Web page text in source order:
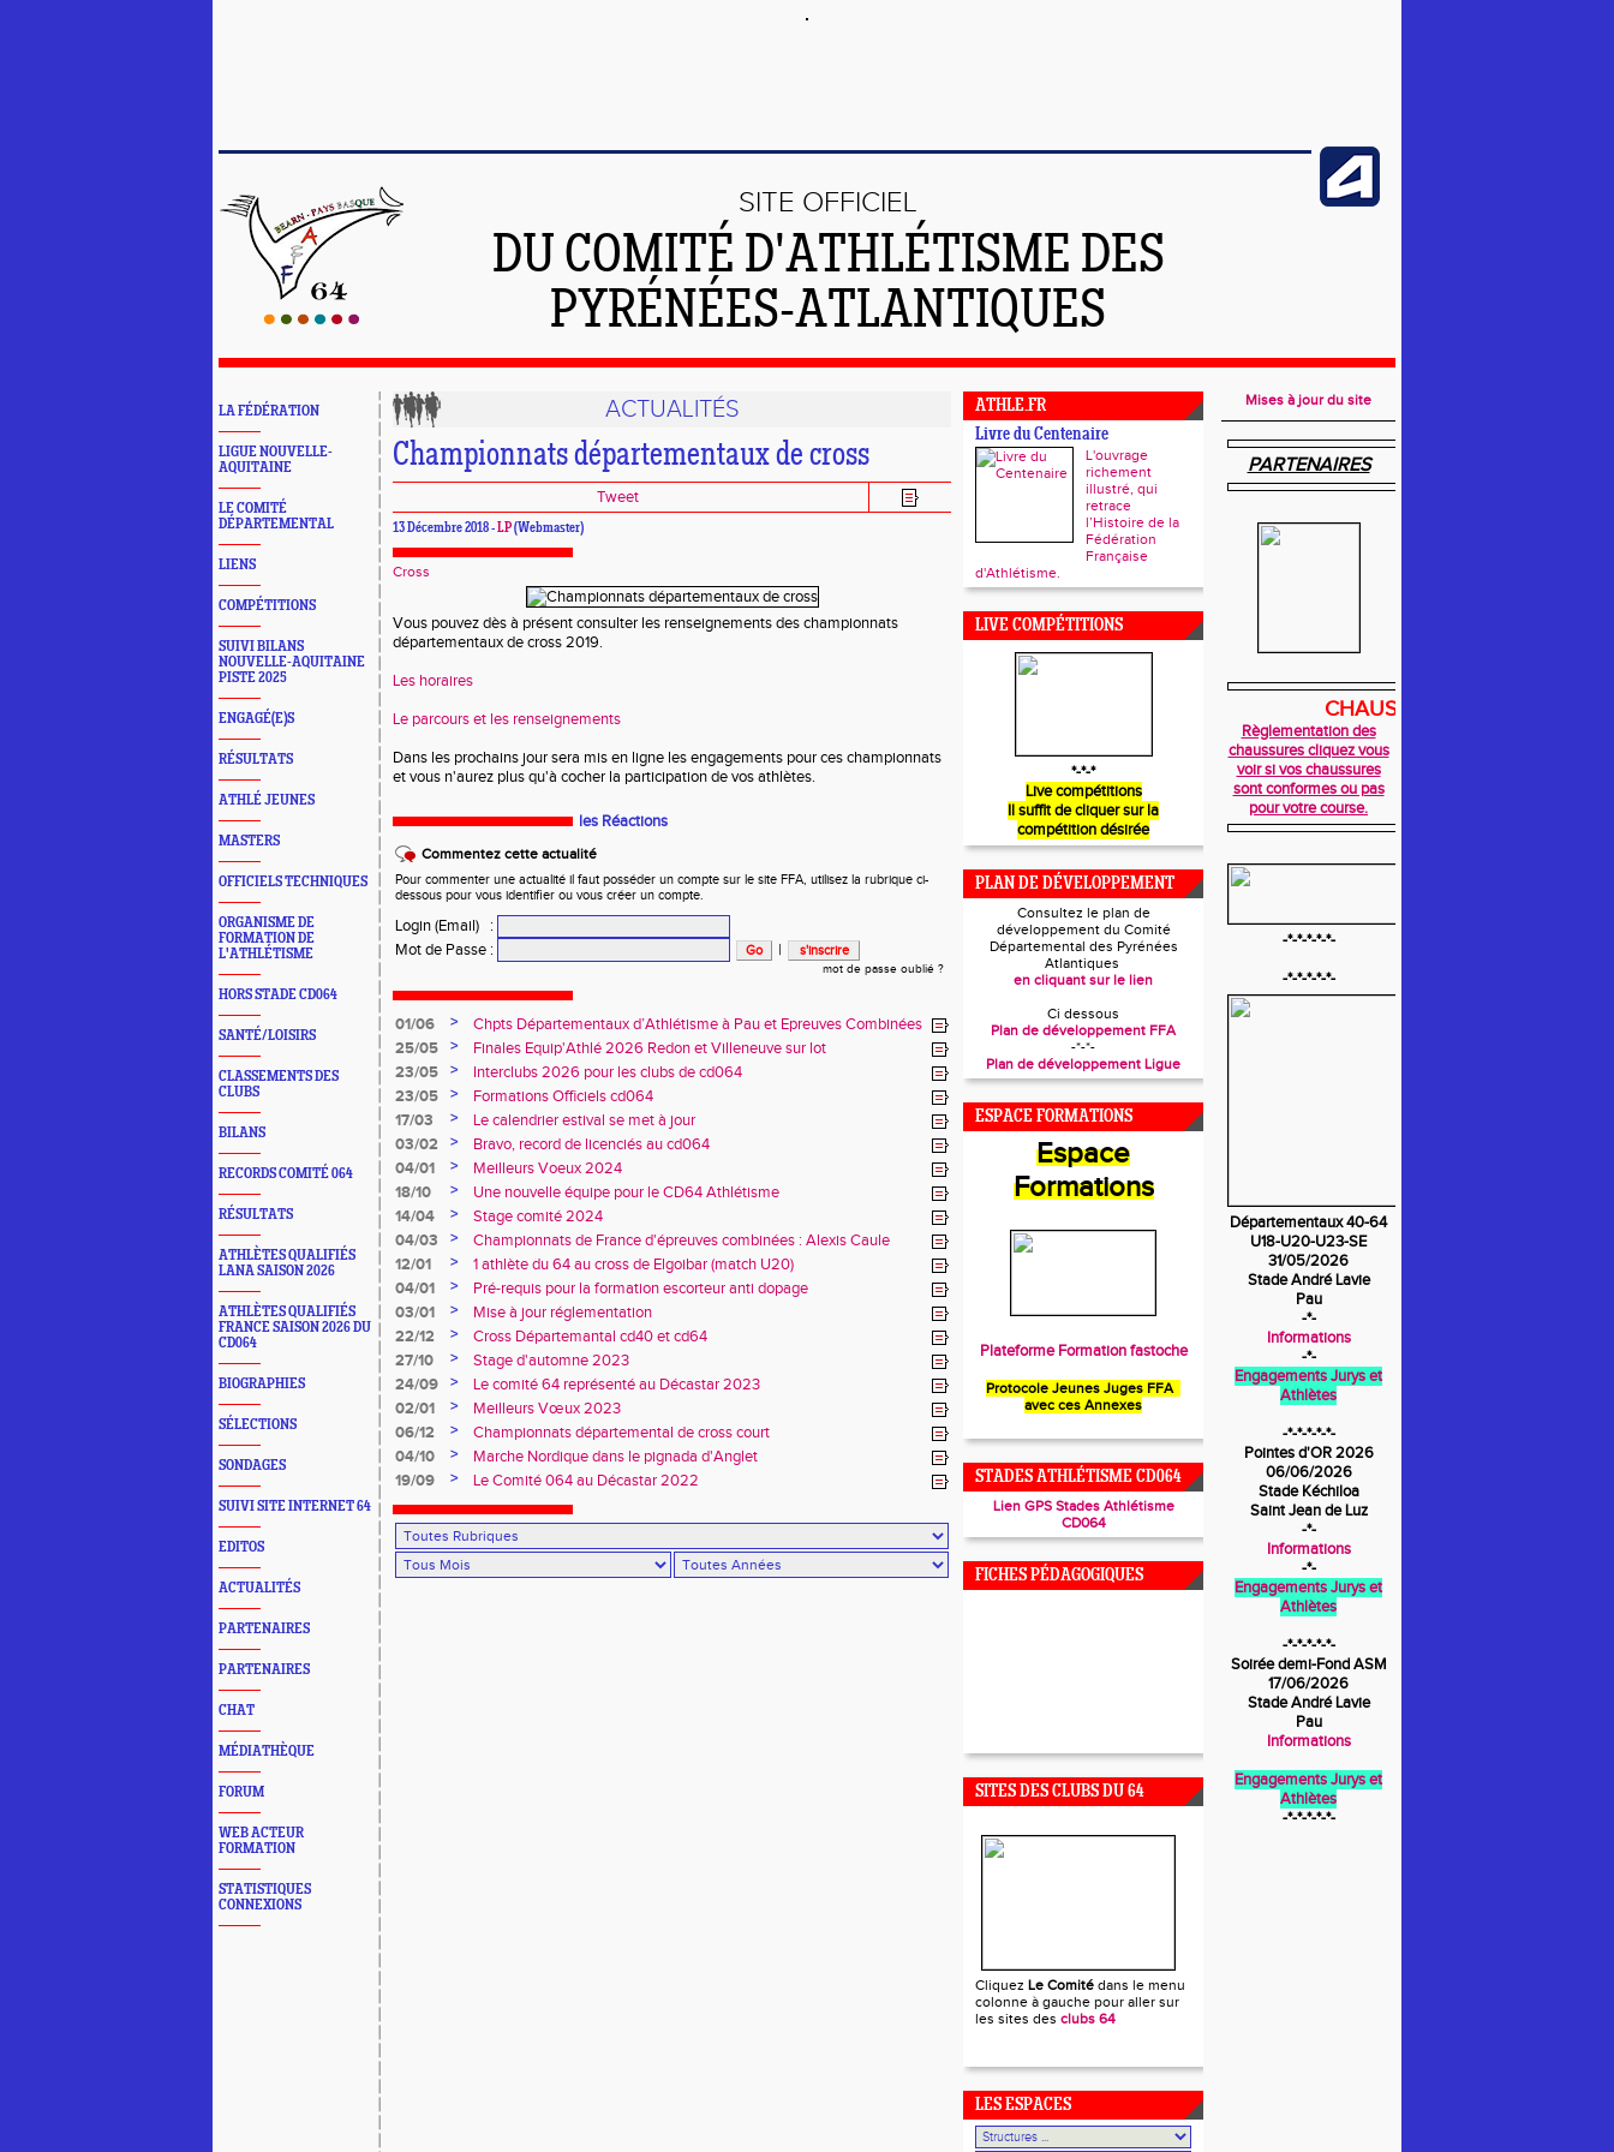
SITE OFFICIEL
DU COMITÉ D'ATHLÉTISME DES
PYRÉNÉES-ATLANTIQUES
LA FÉDÉRATION
LIGUE NOUVELLE-
AQUITAINE
LE COMITÉ
DÉPARTEMENTAL
LIENS
COMPÉTITIONS
SUIVI BILANS
NOUVELLE-AQUITAINE
PISTE 2025
ENGAGÉ(E)S
RÉSULTATS
ATHLÉ JEUNES
MASTERS
OFFICIELS TECHNIQUES
ORGANISME DE
FORMATION DE
L'ATHLÉTISME
HORS STADE CD064
SANTÉ/LOISIRS
CLASSEMENTS DES
CLUBS
BILANS
RECORDS COMITÉ 064
RÉSULTATS
ATHLÈTES QUALIFIÉS
LANA SAISON 2026
ATHLÈTES QUALIFIÉS
FRANCE SAISON 2026 DU
CD064
BIOGRAPHIES
SÉLECTIONS
SONDAGES
SUIVI SITE INTERNET 64
EDITOS
ACTUALITÉS
PARTENAIRES
PARTENAIRES
CHAT
MÉDIATHÈQUE
FORUM
WEB ACTEUR
FORMATION
STATISTIQUES
CONNEXIONS
ACTUALITÉS
Championnats départementaux de cross
Tweet
13 Décembre 2018 -LP(Webmaster)
Cross
Vous pouvez dès à présent consulter les renseignements des championnats
départementaux de cross 2019.
Les horaires
Le parcours et les renseignements
Dans les prochains jour sera mis en ligne les engagements pour ces championnats
et vous n'aurez plus qu'à cocher la participation de vos athlètes.
les Réactions
Commentez cette actualité
Pour commenter une actualité il faut posséder un compte sur le site FFA, utilisez la rubrique ci-
dessous pour vous identifier ou vous créer un compte.
Login (Email)
:
Mot de Passe : |
mot de passe oublié ?
01/06 >
Chpts Départementaux d’Athlétisme à Pau et Epreuves Combinées
Toulouse
25/05 >
Finales Equip'Athlé 2026 Redon et Villeneuve sur lot
23/05
>
Interclubs 2026 pour les clubs de cd064
23/05
>
Formations Officiels cd064
17/03
>
Le calendrier estival se met à jour
03/02
>
Bravo, record de licenciés au cd064
04/01
>
Meilleurs Voeux 2024
18/10
>
Une nouvelle équipe pour le CD64 Athlétisme
14/04
>
Stage comité 2024
04/03
>
Championnats de France d'épreuves combinées : Alexis Caule
Duler titré
12/01 >
1 athlète du 64 au cross de Elgoibar (match U20)
04/01
>
Pré-requis pour la formation escorteur anti dopage
03/01
>
Mise à jour réglementation
22/12
>
Cross Départemantal cd40 et cd64
27/10
>
Stage d'automne 2023
24/09
>
Le comité 64 représenté au Décastar 2023
02/01
>
Meilleurs Vœux 2023
06/12
>
Championnats départemental de cross court
04/10
>
Marche Nordique dans le pignada d'Anglet
19/09
> Le Comité 064 au Décastar 2022
ATHLE.FR
Livre du Centenaire
L'ouvrage
richement
illustré, qui
retrace
l’Histoire de la
Fédération
Française
d'Athlétisme.
LIVE COMPÉTITIONS
*-*-*
Live compétitions
Il suffit de cliquer sur la
compétition désirée
PLAN DE DÉVELOPPEMENT
Consultez le plan de
développement du Comité
Départemental des Pyrénées
Atlantiques
en cliquant sur le lien
Ci dessous
Plan de développement FFA
-*-*-
Plan de développement Ligue
ESPACE FORMATIONS
Espace
Formations
Plateforme Formation fastoche
Protocole Jeunes Juges FFA
avec ces Annexes
STADES ATHLÉTISME CD064
Lien GPS Stades Athlétisme
CD064
FICHES PÉDAGOGIQUES
SITES DES CLUBS DU 64
Cliquez Le Comité dans le menu
colonne à gauche pour aller sur
les sites des clubs 64
LES ESPACES
Mises à jour du site
PARTENAIRES
CHAUSSURES
Règlementation des
chaussures cliquez vous
voir si vos chaussures
sont conformes ou pas
pour votre course.
-*-*-*-*-*-
-*-*-*-*-*-
Départementaux 40-64
U18-U20-U23-SE
31/05/2026
Stade André Lavie
Pau
-*-
Informations
-*-
Engagements Jurys et
Athlètes
-*-*-*-*-*-
Pointes d'OR 2026
06/06/2026
Stade Kéchiloa
Saint Jean de Luz
-*-
Informations
-*-
Engagements Jurys et
Athlètes
-*-*-*-*-*-
Soirée demi-Fond ASM
17/06/2026
Stade André Lavie
Pau
Informations
Engagements Jurys et
Athlètes
-*-*-*-*-*-